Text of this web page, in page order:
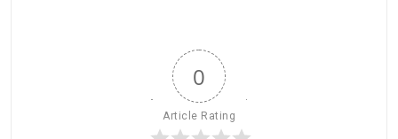
0
Article Rating